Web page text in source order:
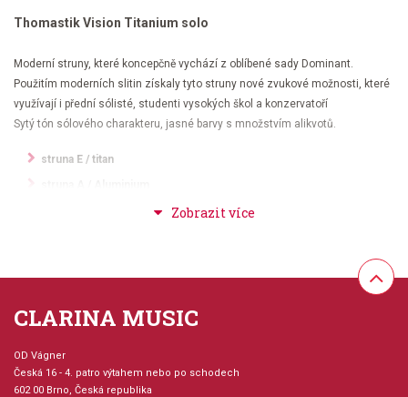
Thomastik Vision Titanium solo
Moderní struny, které koncepčně vychází z oblíbené sady Dominant.
Použitím moderních slitin získaly tyto struny nové zvukové možnosti, které
využívají i přední sólisté, studenti vysokých škol a konzervatoří
Sytý tón sólového charakteru, jasné barvy s množstvím alikvotů.
struna E / titan
CLARINA MUSIC
OD Vágner
Česká 16 - 4. patro výtahem nebo po schodech
602 00 Brno, Česká republika